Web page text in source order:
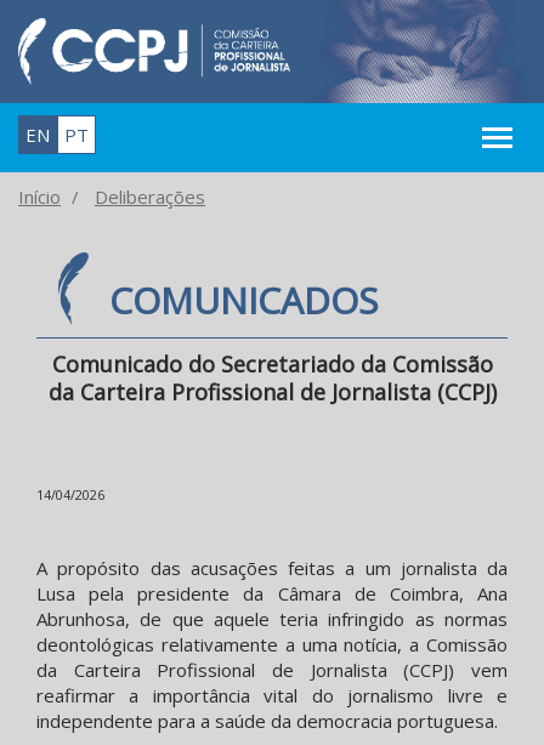
EN PT
Início Deliberações
COMUNICADOS
Comunicado do Secretariado da Comissão
da Carteira Profissional de Jornalista (CCPJ)
14/04/2026
A propósito das acusações feitas a um jornalista da
Lusa pela presidente da Câmara de Coimbra, Ana
Abrunhosa, de que aquele teria infringido as normas
deontológicas relativamente a uma notícia, a Comissão
da Carteira Profissional de Jornalista (CCPJ) vem
reafirmar a importância vital do jornalismo livre e
independente para a saúde da democracia portuguesa.